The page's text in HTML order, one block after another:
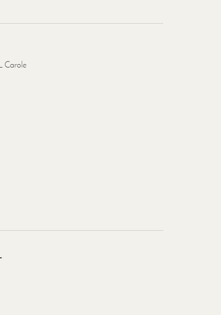
Carole